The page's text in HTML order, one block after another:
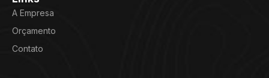
A Empresa
Orçamento
Contato